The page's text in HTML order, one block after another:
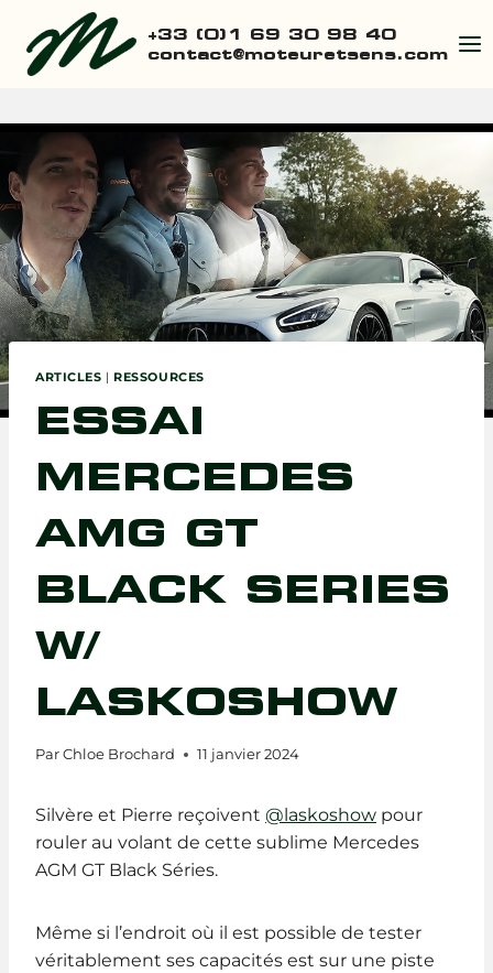
contenu
+33 (0)1 69 30 98 40
contact@moteuretsens.com
ARTICLES |RESSOURCES
ESSAI
MERCEDES
AMG GT
BLACK SERIES
W/
LASKOSHOW
Par Chloe Brochard 11 janvier 2024
Silvère et Pierre reçoivent @laskoshow pour
rouler au volant de cette sublime Mercedes
AGM GT Black Séries.
Même si l’endroit où il est possible de tester
véritablement ses capacités est sur une piste